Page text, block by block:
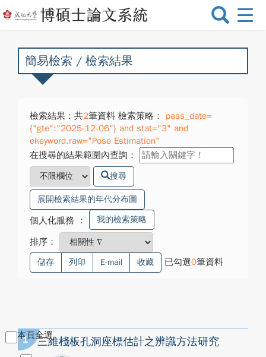
選
換
簡易檢索 / 檢索結果
檢索結果：共2筆資料 檢索策略：
pass_date=
{"gte":"2025-12-06"} and stat="3" and
ekeyword.raw="Pose Estimation"
在搜尋的結果範圍內查詢：
搜尋
展開檢索結果的年代分布圖
個人化服務 ： 我的檢索策略
排序：
儲存 列印 E-mail 收藏 已勾選0筆資料
本頁全選
1 三維棧板孔洞座標估計之辨識方法研究